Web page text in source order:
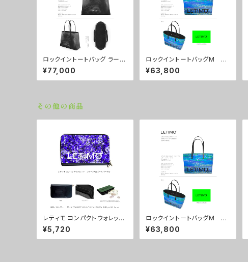
ロックイントートバッグ ラージ
サイズ カラー/ラブラビット
■配送まで約１か月
¥77,000
ロックイントートバッグM カ
ラー/シティーナイト ■配送
まで約１か月
¥63,800
その他の商品
レティモ コンパクトウォレッ
ト カラー/プロポーズパープ
ル ■配送まで3週間
¥5,720
ロックイントートバッグM カ
ラー/シティーナイト ■配送
まで約１か月
¥63,800